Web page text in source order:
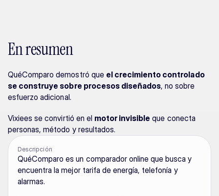
En resumen
QuéComparo demostró que el crecimiento controlado
se construye sobre procesos diseñados, no sobre
esfuerzo adicional.
Vixiees se convirtió en el motor invisible que conecta
personas, método y resultados.
Descripción
QuéComparo es un comparador online que busca y
encuentra la mejor tarifa de energía, telefonía y
alarmas.